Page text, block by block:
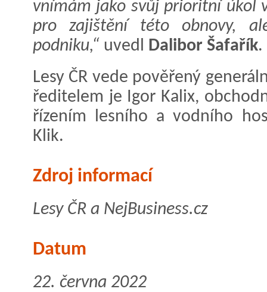
vnímám jako svůj prioritní úkol
pro zajištění této obnovy,
podniku,“ uvedl Dalibor Šafařík.
Lesy ČR vede pověřený
ředitelem je Igor Kalix,
řízením lesního a vodního
Klik.
Zdroj informací
Lesy ČR a NejBusiness.cz
Datum
22. června 2022